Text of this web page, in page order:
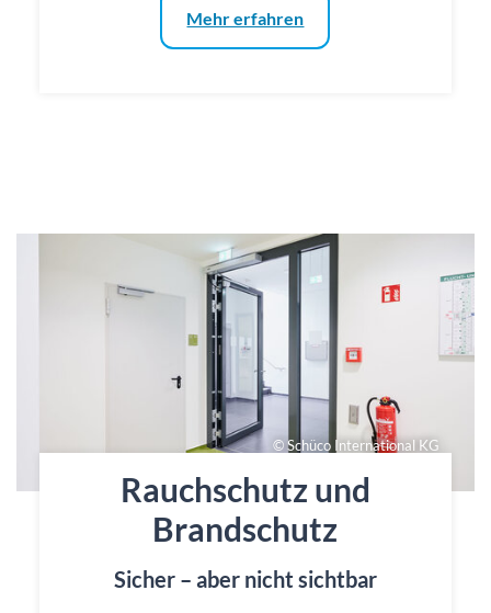
Mehr erfahren
© Schüco International KG
Rauchschutz und
Brandschutz
Sicher – aber nicht sichtbar